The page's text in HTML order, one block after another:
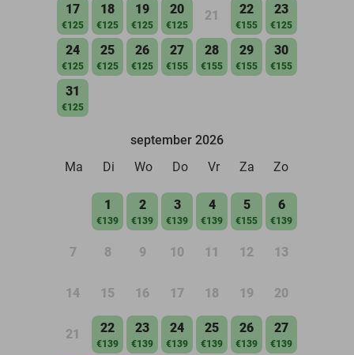
17
€125
18
€125
19
€125
20
€125
21 22
€155
23
€125
24
€125
25
€125
26
€125
27
€155
28
€155
29
€155
30
€155
31
€125
september 2026
Ma
Di Wo Do Vr Za Zo
1
€139
2
€139
3
€139
4
€139
5
€155
6
€139
7 8 9 10 11 12 13
14 15 16 17 18 19 20
21 22
€139
23
€139
24
€139
25
€139
26
€139
27
€139